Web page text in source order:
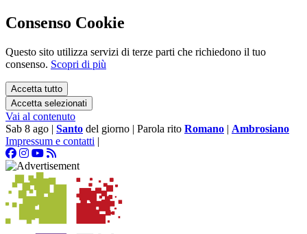
Consenso Cookie
Questo sito utilizza servizi di terze parti che richiedono il tuo
consenso. Scopri di più
Accetta tutto
Accetta selezionati
Vai al contenuto
Sab 8 ago | Santo del giorno | Parola rito Romano | Ambrosiano
Impressum e contatti |